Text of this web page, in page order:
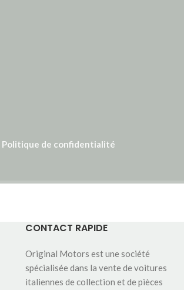
Politique de confidentialité
CONTACT RAPIDE
Original Motors est une société
spécialisée dans la vente de voitures
italiennes de collection et de pièces